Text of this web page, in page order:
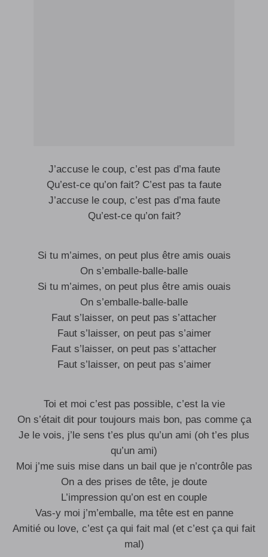
J’accuse le coup, c’est pas d’ma faute
Qu’est-ce qu’on fait? C’est pas ta faute
J’accuse le coup, c’est pas d’ma faute
Qu’est-ce qu’on fait?
Si tu m’aimes, on peut plus être amis ouais
On s’emballe-balle-balle
Si tu m’aimes, on peut plus être amis ouais
On s’emballe-balle-balle
Faut s’laisser, on peut pas s’attacher
Faut s’laisser, on peut pas s’aimer
Faut s’laisser, on peut pas s’attacher
Faut s’laisser, on peut pas s’aimer
Toi et moi c’est pas possible, c’est la vie
On s’était dit pour toujours mais bon, pas comme ça
Je le vois, j’le sens t’es plus qu’un ami (oh t’es plus
qu’un ami)
Moi j’me suis mise dans un bail que je n’contrôle pas
On a des prises de tête, je doute
L’impression qu’on est en couple
Vas-y moi j’m’emballe, ma tête est en panne
Amitié ou love, c’est ça qui fait mal (et c’est ça qui fait
mal)